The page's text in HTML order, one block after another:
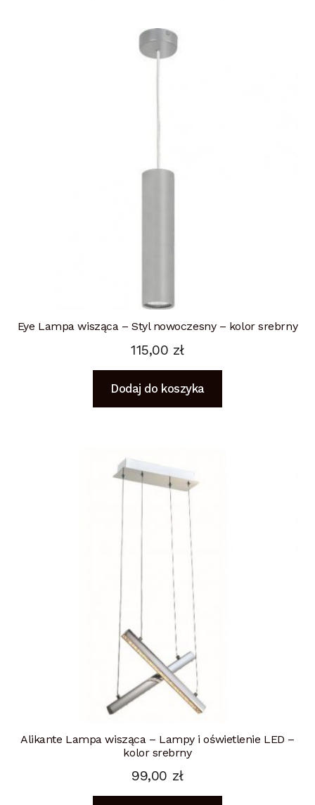
Eye Lampa wisząca – Styl nowoczesny – kolor srebrny
115,00 zł
Dodaj do koszyka
Alikante Lampa wisząca – Lampy i oświetlenie LED –
kolor srebrny
99,00 zł